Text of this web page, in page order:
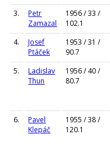
3.
Petr
Zamazal
1956 / 33 /
102.1
4.
Josef
Ptáček
1953 / 31 /
90.7
5.
Ladislav
Thun
1956 / 40 /
80.7
6.
Pavel
Klepáč
1955 / 38 /
120.1